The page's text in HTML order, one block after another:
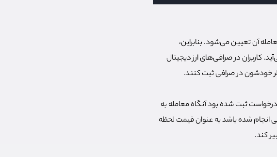
آن تعیین می‌شود. بنابراین،
کاربران در صرافی‌های ارز دیجیتال
خودشون در صرافی ثبت کنند.
ثبت شده بود آنگاه معامله به
انجام شده باشد به عنوان قیمت لحظه
کند.